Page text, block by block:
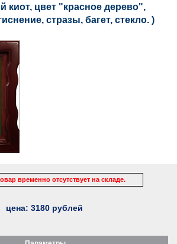
киот, цвет "красное дерево",
стразы, багет, стекло. )
временно отсутствует на складе.
цена: 3180 рублей